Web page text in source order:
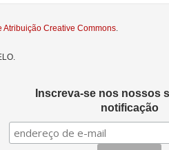
Atribuição Creative Commons
Inscreva-se nos nossos
notificação